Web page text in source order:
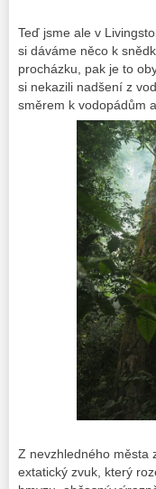
Teď jsme ale v
si dáváme něco k
procházku, pak je to
si nekazili nadšení z
směrem k vodopádům
Z nevzhledného města
extatický zvuk, který